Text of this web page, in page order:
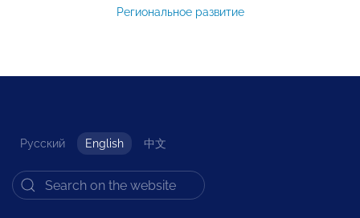
Региональное развитие
Русский English 中文